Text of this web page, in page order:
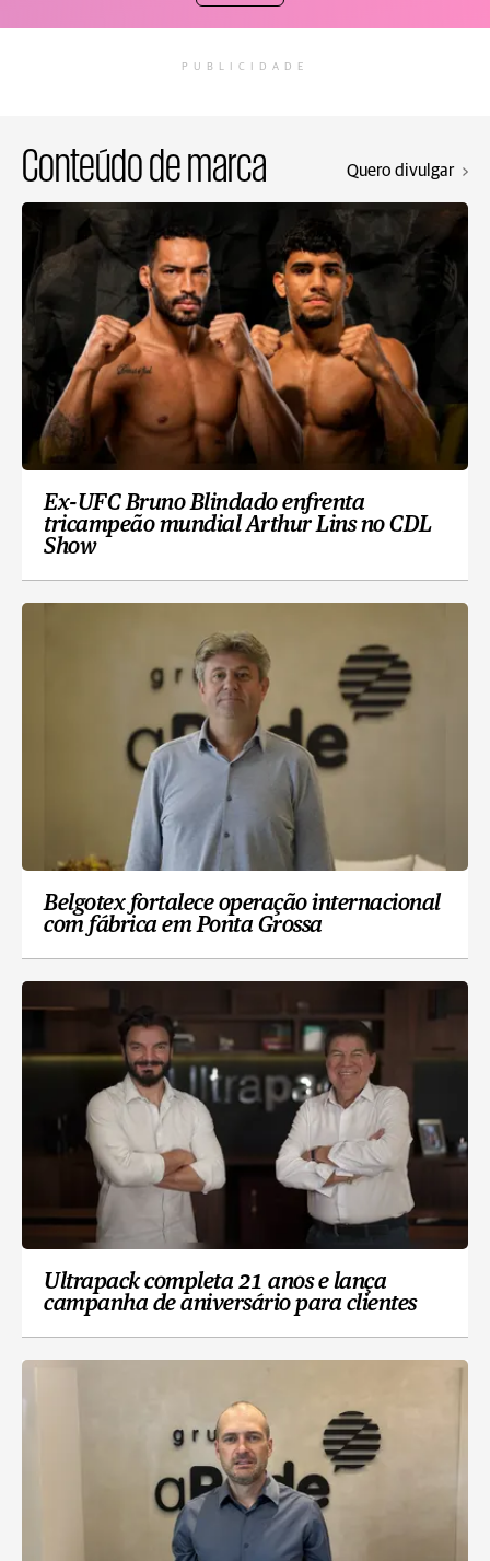
PUBLICIDADE
Conteúdo de marca Quero divulgar
Ex-UFC Bruno Blindado enfrenta
tricampeão mundial Arthur Lins no CDL
Show
Belgotex fortalece operação internacional
com fábrica em Ponta Grossa
Ultrapack completa 21 anos e lança
campanha de aniversário para clientes